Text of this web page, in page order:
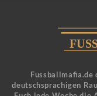
deutschsprachigen